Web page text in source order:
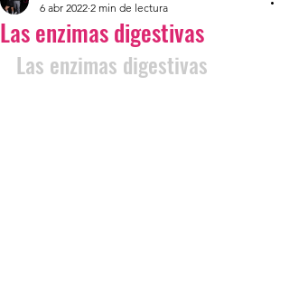
Las enzimas digestivas
6 abr 2022 2 min de lectura
Las enzimas digestivas